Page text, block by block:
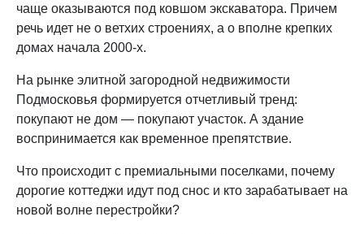
чаще оказываются под ковшом экскаватора. Причем
речь идет не о ветхих строениях, а о вполне крепких
домах начала 2000-х.
На рынке элитной загородной недвижимости
Подмосковья формируется отчетливый тренд:
покупают не дом — покупают участок. А здание
воспринимается как временное препятствие.
Что происходит с премиальными поселками, почему
дорогие коттеджи идут под снос и кто зарабатывает на
новой волне перестройки?